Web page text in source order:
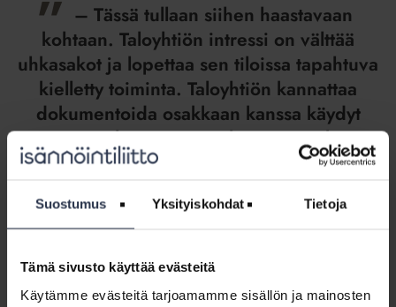
Suostumus Yksityiskohdat Tietoja
Tämä sivusto käyttää evästeitä
Käytämme evästeitä tarjoamamme sisällön ja mainosten
– Tässä tullaan siihen haastavaan
kohtaan. Taloyhtiön intressi on välttää
uhkasakot ja lopettaa sen tiloissa tapahtuva
kielletty toiminta. Taloyhtiön kannattaa
dokumentoida osakkaan kanssa käydyt
neuvottelut toiminnan lopettamiseksi.
Taloyhtiön tulee omalla riskillään arvioida,
vaikkei toiminnasta syntyisi häiriötä, kertoo
lakiasiantuntija
Isännöintiliitosta.